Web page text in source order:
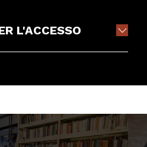
L'ACCESSO